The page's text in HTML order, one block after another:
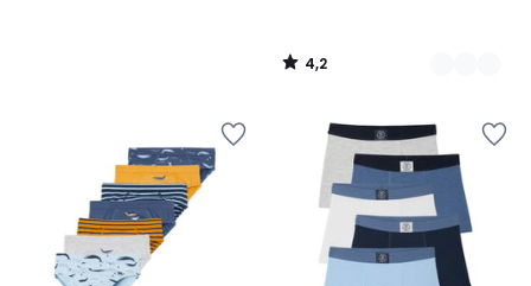
4,2
/